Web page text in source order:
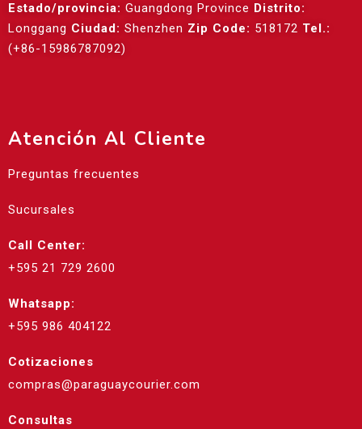
Estado/provincia: Guangdong Province Distrito:
Longgang Ciudad: Shenzhen Zip Code: 518172 Tel.:
(+86-15986787092)
Atención Al Cliente
Preguntas frecuentes
Sucursales
Call Center:
+595 21 729 2600
Whatsapp:
+595 986 404122
Cotizaciones
compras@paraguaycourier.com
Consultas